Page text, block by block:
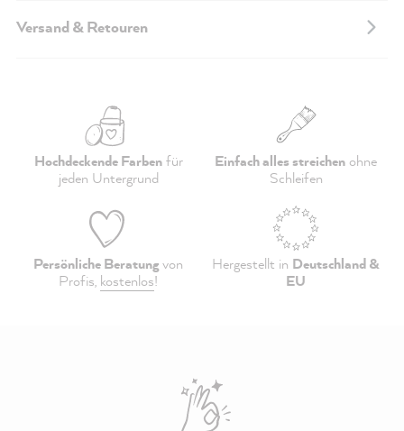
Versand & Retouren
Hochdeckende Farbenfür
jeden Untergrund
Einfach alles streichen ohne
Schleifen
Persönliche Beratungvon
Profis, kostenlos!
Hergestellt in Deutschland &
EU